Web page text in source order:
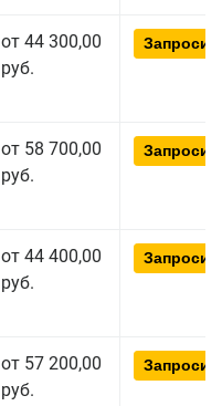
от 44 300,00
руб.
от 58 700,00
руб.
от 44 400,00
руб.
от 57 200,00
руб.